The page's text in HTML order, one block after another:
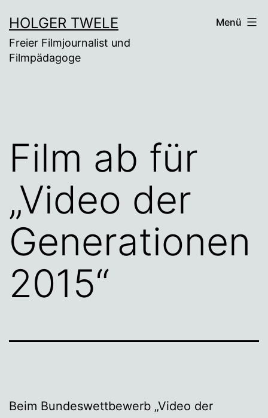
Inhalt
springen
HOLGER TWELE
Freier Filmjournalist und
Filmpädagoge
Menü
Film ab für
„Video der
Generationen
2015“
Beim Bundeswettbewerb „Video der